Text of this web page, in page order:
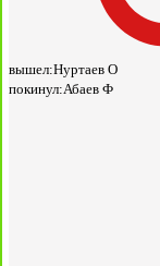
вышел:Нуртаев О
покинул:Абаев Ф